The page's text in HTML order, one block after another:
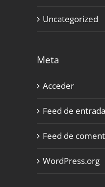
Uncategorized
Meta
Acceder
Feed de
Feed de
WordPress.org